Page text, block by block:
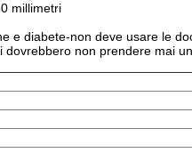
millimetri
e diabete-non deve usare le
non prendere mai